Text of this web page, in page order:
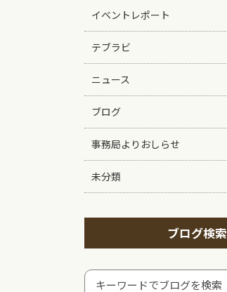
イベントレポート
テブラビ
ニュース
ブログ
事務局よりおしらせ
未分類
ブログ検索